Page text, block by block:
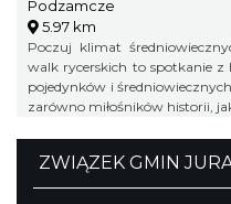
Podzamcze
5.97 km
Poczuj klimat
walk rycerskich to spotkanie z
pojedynków i
zarówno miłośników historii,
ZWIĄZEK GMIN